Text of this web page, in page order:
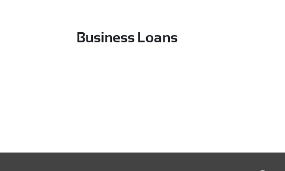
Business Loans